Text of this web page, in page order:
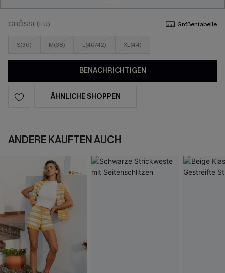
GRÖSSE(EU) Größentabelle
S(36) M(38) L(40/42) XL(44)
BENACHRICHTIGEN
ÄHNLICHE SHOPPEN
ANDERE KAUFTEN AUCH